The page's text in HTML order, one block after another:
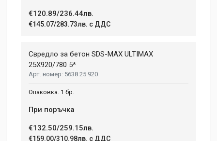
€120.89/236.44лв.
€145.07/283.73лв. с ДДС
Свредло за бетон SDS-MAX ULTIMAX
25X920/780 5*
5638 25 920
1 бр.
При поръчка
€132.50/259.15лв.
€159.00/310.98лв. с ДДС